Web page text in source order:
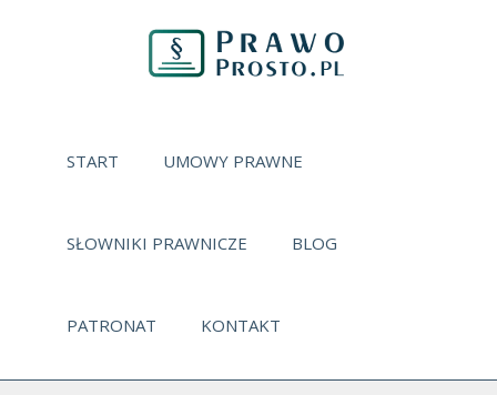
START UMOWY PRAWNE
SŁOWNIKI PRAWNICZE BLOG
PATRONAT KONTAKT